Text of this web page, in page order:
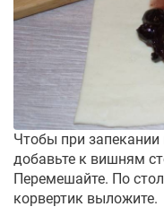
Чтобы при запекании
добавьте к вишням
Перемешайте. По
корвертик выложите.